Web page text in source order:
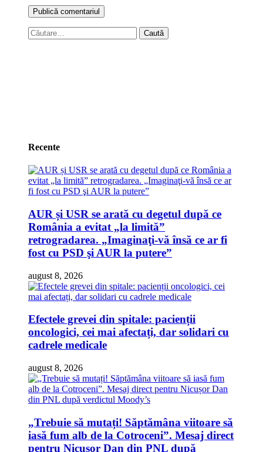
Caută
după:
Recente
AUR și USR se arată cu degetul după ce
România a evitat „la limită”
retrogradarea. „Imaginaţi-vă însă ce ar fi
fost cu PSD şi AUR la putere”
august 8, 2026
Efectele grevei din spitale: pacienții
oncologici, cei mai afectați, dar solidari cu
cadrele medicale
august 8, 2026
„Trebuie să mutați! Săptămâna viitoare să
iasă fum alb de la Cotroceni”. Mesaj direct
pentru Nicușor Dan din PNL după